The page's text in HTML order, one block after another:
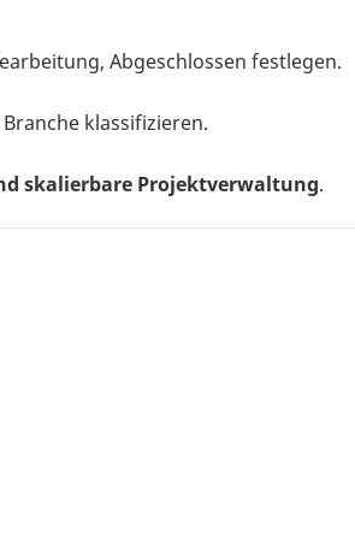
Abgeschlossen festlegen.
klassifizieren.
skalierbare Projektverwaltung.